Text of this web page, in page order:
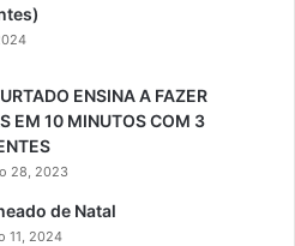
ENSINA A FAZER
EM 10 MINUTOS COM 3
28, 2023
de Natal
11, 2024